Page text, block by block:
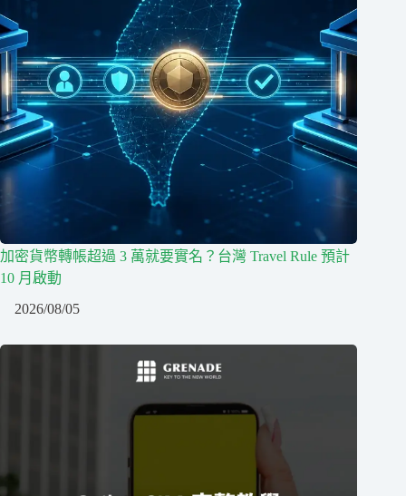
加密貨幣轉帳超過 3 萬就要實名？台灣 Travel Rule 預計
10 月啟動
2026/08/05